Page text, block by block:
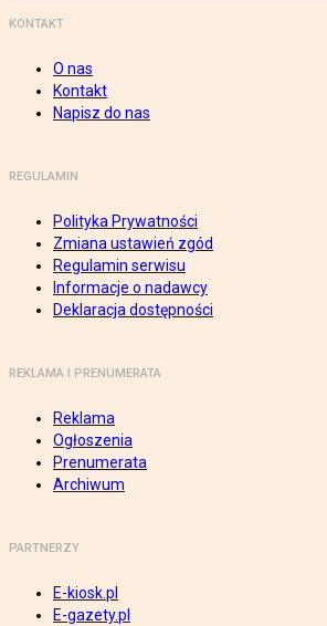
KONTAKT
O nas
Kontakt
Napisz do nas
REGULAMIN
Polityka Prywatności
Zmiana ustawień zgód
Regulamin serwisu
Informacje o nadawcy
Deklaracja dostępności
REKLAMA I PRENUMERATA
Reklama
Ogłoszenia
Prenumerata
Archiwum
PARTNERZY
E-kiosk.pl
E-gazety.pl